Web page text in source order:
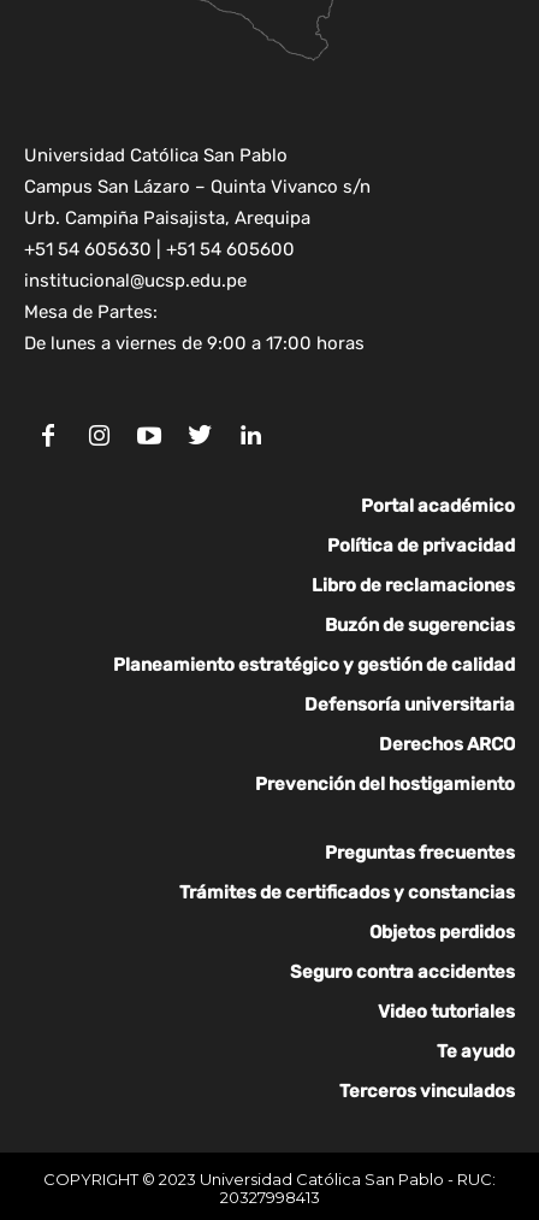
Universidad Católica San Pablo
Campus San Lázaro – Quinta Vivanco s/n
Urb. Campiña Paisajista, Arequipa
+51 54 605630 | +51 54 605600
institucional@ucsp.edu.pe
Mesa de Partes:
De lunes a viernes de 9:00 a 17:00 horas
Portal académico
Política de privacidad
Libro de reclamaciones
Buzón de sugerencias
Planeamiento estratégico y gestión de calidad
Defensoría universitaria
Derechos ARCO
Prevención del hostigamiento
Preguntas frecuentes
Trámites de certificados y constancias
Objetos perdidos
Seguro contra accidentes
Video tutoriales
Te ayudo
Terceros vinculados
COPYRIGHT © 2023 Universidad Católica San Pablo - RUC:
20327998413